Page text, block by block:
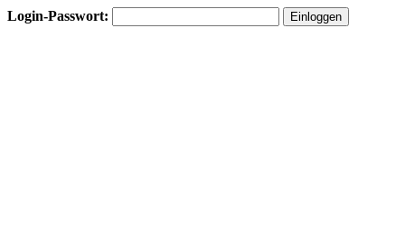
Login-Passwort: